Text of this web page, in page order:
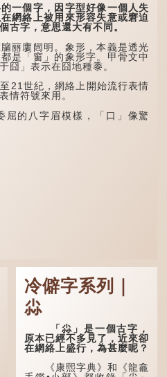
兩個卦名，這裏指天地、宇
宙等，形容政治清明，天下
太平！
「天空朤朤，任鳥兒高
飛。」也是指天清氣明，鳥
兒可高飛。
「朤朤脆脆」就是形容
辦事爽快乾脆。我們熟...
個字，因字型好像一個人失
網絡上被用來形容失意或窘迫
古字，意思還大有不同。
廔闿明。象形，本義是透光
是「窗」的象形字。甲骨文中
囧」表示在囧地種黍。
世紀，網絡上開始流行表情
情符號來用。
的八字眉模樣，「口」像驚
冷僻字系列｜
尛
「尛」是一個古字，
原本已經不多見了，近來卻
在網絡上盛行，為甚麼呢？
《康熙字典》和《龍龕